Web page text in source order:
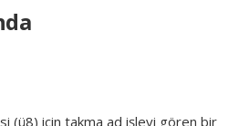
(ü8) için takma ad işlevi gören bir